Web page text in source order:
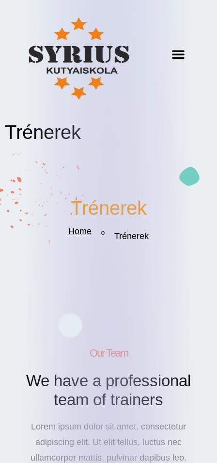
Trénerek
Trénerek
Home º Trénerek
Our Team
We have a professional
team of trainers
Lorem ipsum dolor sit amet, consectetur
adipiscing elit. Ut elit tellus, luctus nec
ullamcorper mattis, pulvinar dapibus leo.